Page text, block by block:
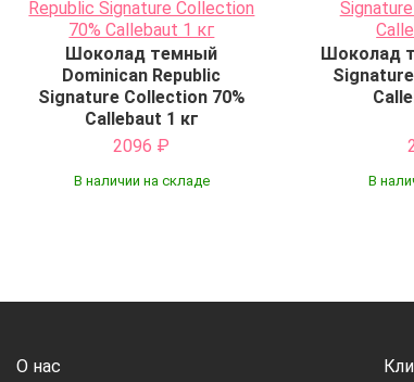
Шоколад темный
Dominican Republic
Signature Collection 70%
Callebaut 1 кг
2096 ₽
В наличии на складе
Шоколад
В
О нас